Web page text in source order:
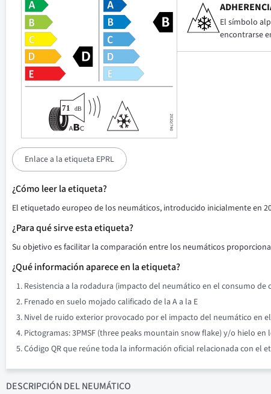
El símbolo
encontrarse
Enlace a la etiqueta EPRL
¿Cómo leer la etiqueta?
El etiquetado europeo de los neumáticos, introducido inicialmente en
¿Para qué sirve esta etiqueta?
Su objetivo es facilitar la comparación entre los neumáticos
¿Qué información aparece en la etiqueta?
Resistencia a la rodadura (impacto del neumático en el consumo de
Frenado en suelo mojado calificado de la A a la E
Nivel de ruido exterior provocado por el impacto del neumático en
Pictogramas: 3PMSF (three peaks mountain snow flake) y/o hielo
Código QR que reúne toda la información oficial relacionada con el
DESCRIPCIÓN DEL NEUMÁTICO